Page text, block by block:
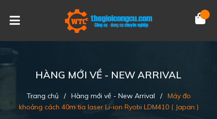
HÀNG MỚI VỀ - NEW ARRIVAL
Trang chủ / Hàng mới về - New Arrival / Máy đo
khoảng cách 40m tia laser Li-ion Ryobi LDM410 ( Japan )